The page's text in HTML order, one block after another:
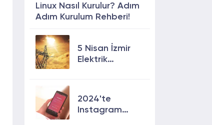
Linux Nasıl Kurulur? Adım
Adım Kurulum Rehberi!
5 Nisan İzmir
Elektrik
2024'te
Instagram